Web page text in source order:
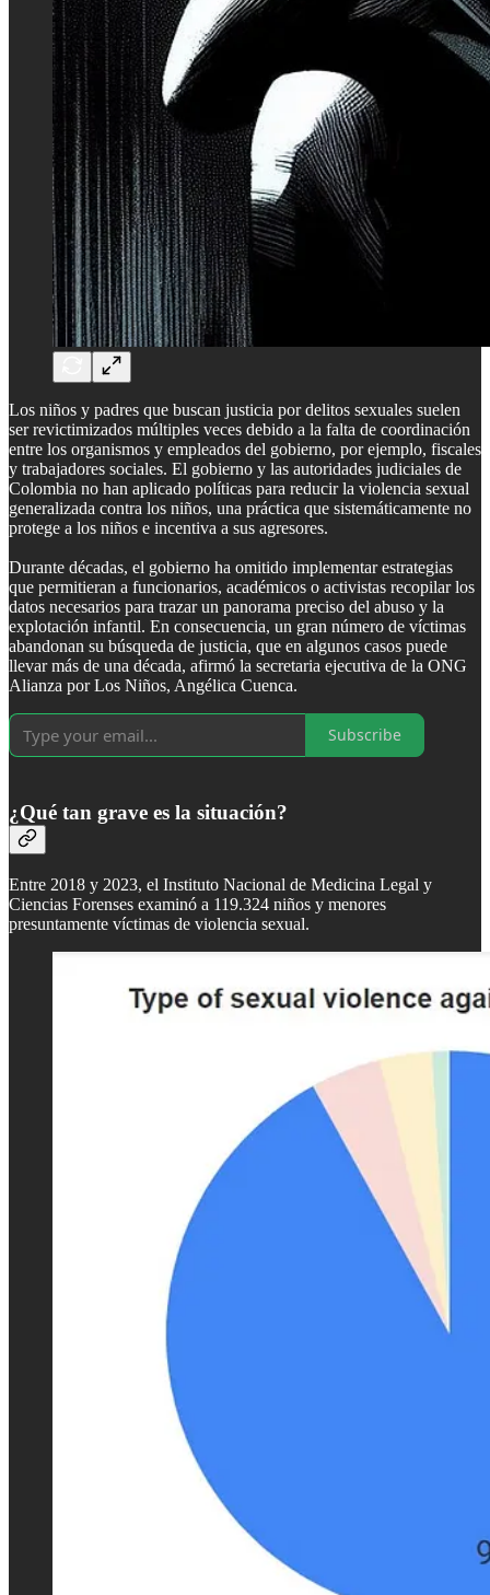
Los niños y padres que buscan justicia por delitos sexuales suelen
ser revictimizados múltiples veces debido a la falta de coordinación
entre los organismos y empleados del gobierno, por ejemplo, fiscales
y trabajadores sociales. El gobierno y las autoridades judiciales de
Colombia no han aplicado políticas para reducir la violencia sexual
generalizada contra los niños, una práctica que sistemáticamente no
protege a los niños e incentiva a sus agresores.
Durante décadas, el gobierno ha omitido implementar estrategias
que permitieran a funcionarios, académicos o activistas recopilar los
datos necesarios para trazar un panorama preciso del abuso y la
explotación infantil. En consecuencia, un gran número de víctimas
abandonan su búsqueda de justicia, que en algunos casos puede
llevar más de una década, afirmó la secretaria ejecutiva de la ONG
Alianza por Los Niños, Angélica Cuenca.
Subscribe
¿Qué tan grave es la situación?
Entre 2018 y 2023, el Instituto Nacional de Medicina Legal y
Ciencias Forenses examinó a 119.324 niños y menores
presuntamente víctimas de violencia sexual.